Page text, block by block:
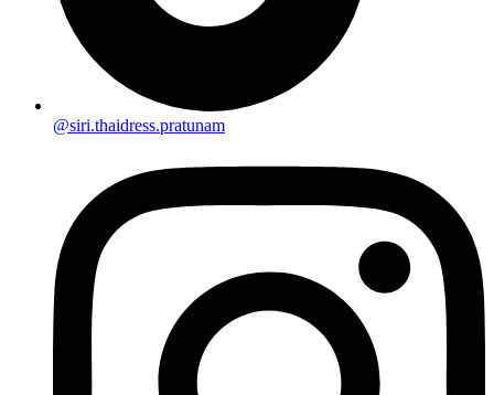
@siri.thaidress.pratunam